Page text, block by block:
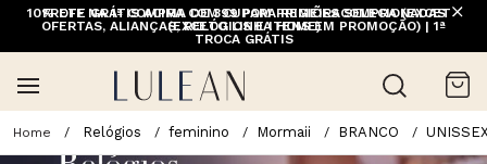
10% OFF NA 1ª COMPRA COM CUPOM PRIMEIRACOMPRA (EXCETO
OFERTAS, ALIANÇAS, RELÓGIOS E ITENS EM PROMOÇÃO) | 1ª
TROCA GRÁTIS
FRETE GRÁTIS ACIMA DE 399 PARA REGIÕES SELECIONADAS
(EXCETO LINHA HOME)
Relógios feminino Mormaii BRANCO